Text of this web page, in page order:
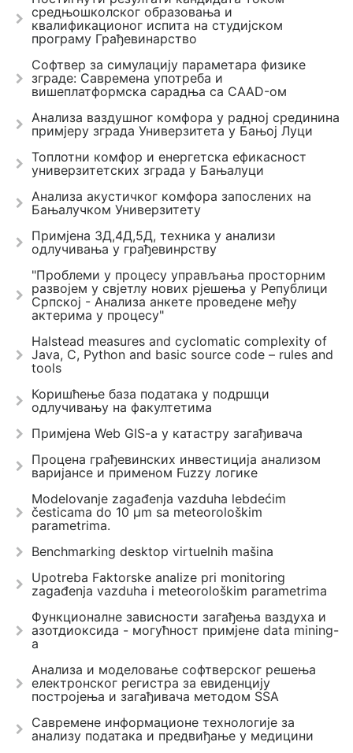
средњошколског образовања и
квалификационог испита на студијском
програму Грађевинарство
Софтвер за симулацију параметара физике
зграде: Савремена употреба и
вишеплатформска сарадња са CAAD-ом
Анализа ваздушног комфора у радној срединина
примјеру зграда Универзитета у Бањој Луци
Топлотни комфор и енергетска ефикасност
универзитетских зграда у Бањалуци
Анализа акустичког комфора запослених на
Бањалучком Универзитету
Примјена 3Д,4Д,5Д, техника у анализи
одлучивања у грађевинрству
"Проблеми у процесу управљања просторним
развојем у свјетлу нових рјешења у Републици
Српској - Анализа анкете проведене међу
актерима у процесу"
Halstead measures and cyclomatic complexity of
Java, C, Python and basic source code – rules and
tools
Коришћење база података у подршци
одлучивању на факултетима
Примјена Web GIS-a у катастру загађивача
Процена грађевинских инвестиција анализом
варијансе и применом Fuzzy логике
Modelovanje zagađenja vazduha lebdećim
česticama do 10 µm sa meteorološkim
parametrima.
Benchmarking desktop virtuelnih mašina
Upotreba Faktorske analize pri monitoring
zagađenja vazduha i meteorološkim parametrima
Функционалне зависности загађења ваздуха и
азотдиоксида - могућност примјене data mining-
a
Анализа и моделовање софтверског решења
електронског регистра за евиденцију
постројења и загађивача методом SSA
Савремене информационе технологије за
анализу података и предвиђање у медицини